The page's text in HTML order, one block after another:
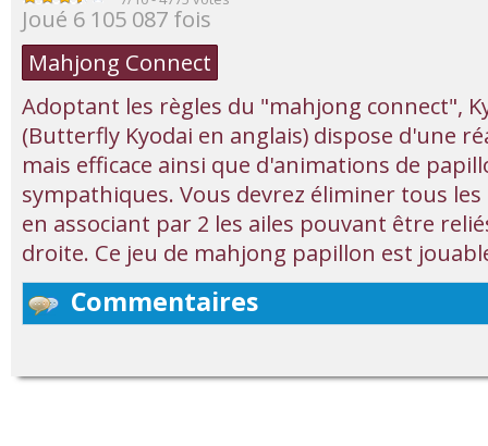
Joué 6 105 087 fois
Mahjong Connect
Adoptant les règles du "mahjong connect",
(Butterfly Kyodai en anglais) dispose d'une
mais efficace ainsi que d'animations de
sympathiques. Vous devrez éliminer tous
en associant par 2 les ailes pouvant être
droite. Ce jeu de mahjong papillon est
Commentaires